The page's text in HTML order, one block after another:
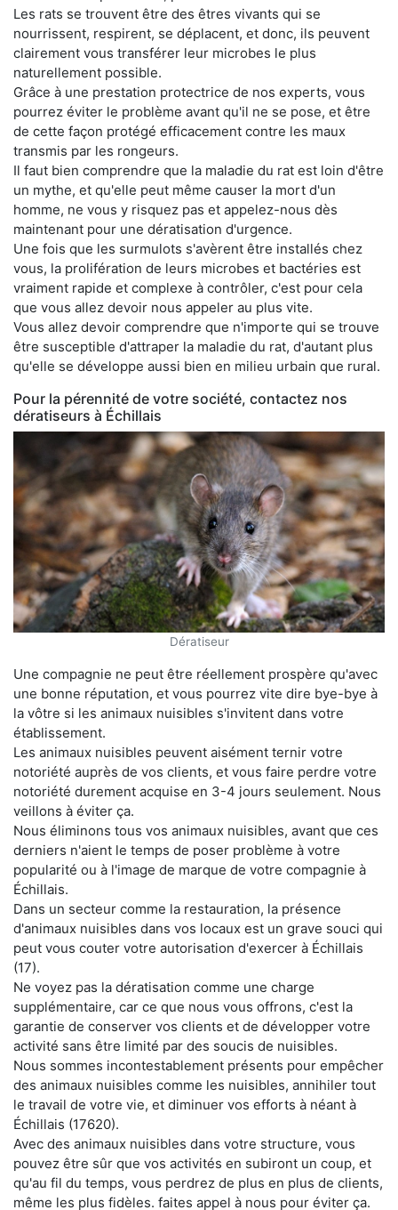
Les rats se trouvent être des êtres vivants qui se
nourrissent, respirent, se déplacent, et donc, ils peuvent
clairement vous transférer leur microbes le plus
naturellement possible.
Grâce à une prestation protectrice de nos experts, vous
pourrez éviter le problème avant qu'il ne se pose, et être
de cette façon protégé efficacement contre les maux
transmis par les rongeurs.
Il faut bien comprendre que la maladie du rat est loin d'être
un mythe, et qu'elle peut même causer la mort d'un
homme, ne vous y risquez pas et appelez-nous dès
maintenant pour une dératisation d'urgence.
Une fois que les surmulots s'avèrent être installés chez
vous, la prolifération de leurs microbes et bactéries est
vraiment rapide et complexe à contrôler, c'est pour cela
que vous allez devoir nous appeler au plus vite.
Vous allez devoir comprendre que n'importe qui se trouve
être susceptible d'attraper la maladie du rat, d'autant plus
qu'elle se développe aussi bien en milieu urbain que rural.
Pour la pérennité de votre société, contactez nos
dératiseurs à Échillais
Dératiseur
Une compagnie ne peut être réellement prospère qu'avec
une bonne réputation, et vous pourrez vite dire bye-bye à
la vôtre si les animaux nuisibles s'invitent dans votre
établissement.
Les animaux nuisibles peuvent aisément ternir votre
notoriété auprès de vos clients, et vous faire perdre votre
notoriété durement acquise en 3-4 jours seulement. Nous
veillons à éviter ça.
Nous éliminons tous vos animaux nuisibles, avant que ces
derniers n'aient le temps de poser problème à votre
popularité ou à l'image de marque de votre compagnie à
Échillais.
Dans un secteur comme la restauration, la présence
d'animaux nuisibles dans vos locaux est un grave souci qui
peut vous couter votre autorisation d'exercer à Échillais
(17).
Ne voyez pas la dératisation comme une charge
supplémentaire, car ce que nous vous offrons, c'est la
garantie de conserver vos clients et de développer votre
activité sans être limité par des soucis de nuisibles.
Nous sommes incontestablement présents pour empêcher
des animaux nuisibles comme les nuisibles, annihiler tout
le travail de votre vie, et diminuer vos efforts à néant à
Échillais (17620).
Avec des animaux nuisibles dans votre structure, vous
pouvez être sûr que vos activités en subiront un coup, et
qu'au fil du temps, vous perdrez de plus en plus de clients,
même les plus fidèles. faites appel à nous pour éviter ça.